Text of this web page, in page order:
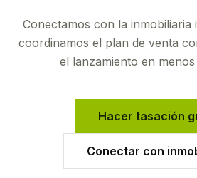
Conectamos con la inmobiliaria
coordinamos el plan de venta
el lanzamiento en
Hacer tasación
Conectar con